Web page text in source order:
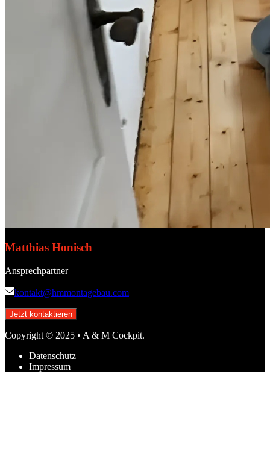
Matthias Honisch
Ansprechpartner
kontakt@hmmontagebau.com
Jetzt kontaktieren
Copyright © 2025 • A & M Cockpit.
Datenschutz
Impressum